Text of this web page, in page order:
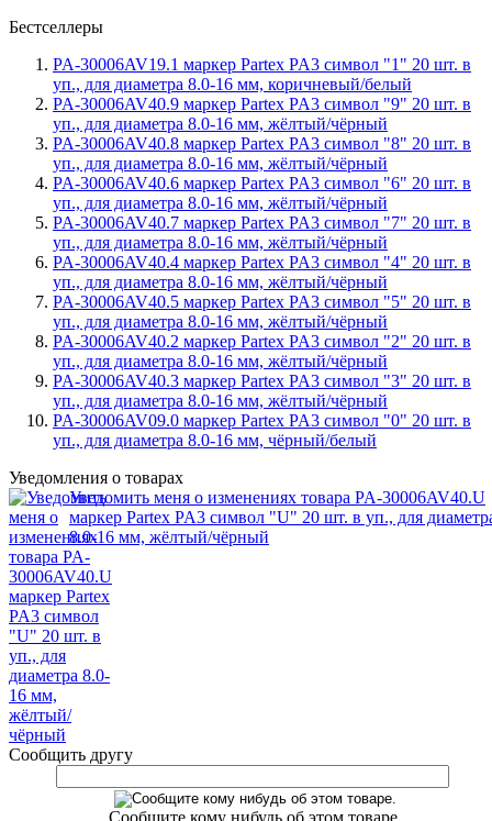
Бестселлеры
PA-30006AV19.1 маркер Partex PA3 символ "1" 20 шт. в
уп., для диаметра 8.0-16 мм, коричневый/белый
PA-30006AV40.9 маркер Partex PA3 символ "9" 20 шт. в
уп., для диаметра 8.0-16 мм, жёлтый/чёрный
PA-30006AV40.8 маркер Partex PA3 символ "8" 20 шт. в
уп., для диаметра 8.0-16 мм, жёлтый/чёрный
PA-30006AV40.6 маркер Partex PA3 символ "6" 20 шт. в
уп., для диаметра 8.0-16 мм, жёлтый/чёрный
PA-30006AV40.7 маркер Partex PA3 символ "7" 20 шт. в
уп., для диаметра 8.0-16 мм, жёлтый/чёрный
PA-30006AV40.4 маркер Partex PA3 символ "4" 20 шт. в
уп., для диаметра 8.0-16 мм, жёлтый/чёрный
PA-30006AV40.5 маркер Partex PA3 символ "5" 20 шт. в
уп., для диаметра 8.0-16 мм, жёлтый/чёрный
PA-30006AV40.2 маркер Partex PA3 символ "2" 20 шт. в
уп., для диаметра 8.0-16 мм, жёлтый/чёрный
PA-30006AV40.3 маркер Partex PA3 символ "3" 20 шт. в
уп., для диаметра 8.0-16 мм, жёлтый/чёрный
PA-30006AV09.0 маркер Partex PA3 символ "0" 20 шт. в
уп., для диаметра 8.0-16 мм, чёрный/белый
Уведомления о товарах
Уведомить меня о изменениях товара PA-30006AV40.U
маркер Partex PA3 символ "U" 20 шт. в уп., для
8.0-16 мм, жёлтый/чёрный
Сообщить другу
Сообщите кому нибудь об этом товаре.